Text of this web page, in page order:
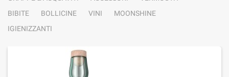
BIBITE
BOLLICINE VINI
MOONSHINE
IGIENIZZANTI